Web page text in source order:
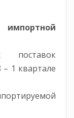
поставок
1 квартале